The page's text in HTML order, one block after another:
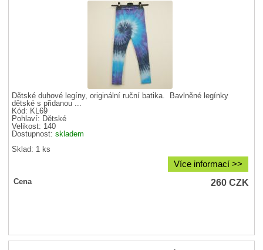
Dětské duhové legíny, originální ruční batika. Bavlněné legínky
dětské s přidanou ...
Kód: KL69
Pohlaví: Dětské
Velikost: 140
Dostupnost:skladem
Sklad: 1 ks
Více informací >>
Cena 260CZK